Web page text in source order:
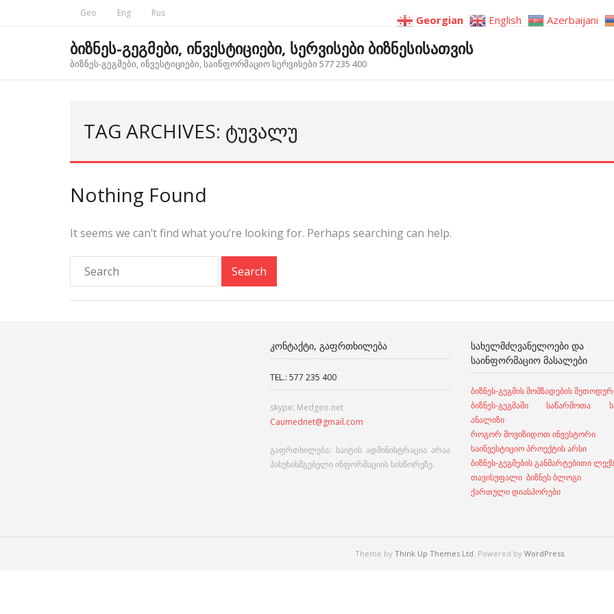
Geo Eng Rus
ბიზნეს-გეგმები, ინვესტიციები, სერვისები ბიზნესისათვის
ბიზნეს-გეგმები, ინვესტიციები, საინფორმაციო სერვისები 577 235 400
TAG ARCHIVES: ᲢᲣᲕᲐᲚᲣ
Nothing Found
It seems we can’t find what you’re looking for. Perhaps searching can help.
ᲙᲝᲜᲢᲐᲥᲢᲘ, ᲒᲐᲤᲠᲗᲮᲘᲚᲔᲑᲐ
TEL.: 577 235 400
skype: Medgeo.net
Caumednet@gmail.com
გაფრთხილება: საიტის ადმინისტრაცია არაა
პასუხისმგებელი ინფორმაციის სისწორეზე.
ᲡᲐᲮᲔᲚᲛᲫᲦᲕᲐᲜᲔᲚᲝᲔᲑᲘ ᲓᲐ
ᲡᲐᲘᲜᲤᲝᲠᲛᲐᲪᲘᲝ ᲛᲐᲡᲐᲚᲔᲑᲘ
ბიზნეს-გეგმის მომზადების
ბიზნეს-გეგმაში საწარმოთა
ანალიზი
როგორ მოვიზიდოთ ინვესტორი
საინვესტიციო პროექტის არსი
ბიზნეს-გეგმების განმარტებითი
თავისუფალი ბიზნეს ბლოგი
ქართული დიასპორები
Theme by Think Up Themes Ltd. Powered by WordPress.
Georgian English Azerbaijani